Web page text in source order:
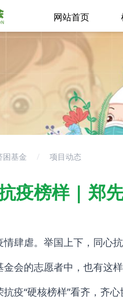
网站首页
困基金 / 项目动态
疫榜样 | 郑
情肆虐。举国上下，同心
金会的志愿者中，也有这
疫“硬核榜样”看齐，齐